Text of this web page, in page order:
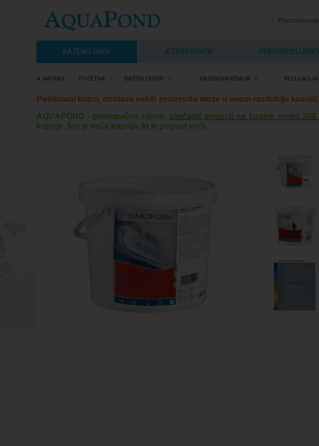
BAZENI ESHOP JEZERO ESHOP PREPORUČUJEMO
NATRAG POČETNA BAZENI ESHOP BAZENSKA KEMIJA REGULACIJA
Poštovani kupci, dostava nekih proizvoda može u ovom razdoblju
AQUAPOND - pristupačne cijene, značajni popusti na kupnje preko 300
kupnje. Što je veća kupnja, to je popust veći.